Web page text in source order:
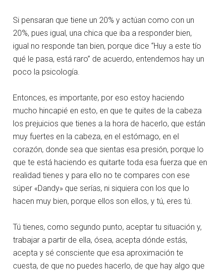
Si pensaran que tiene un 20% y actúan como con un
20%, pues igual, una chica que iba a responder bien,
igual no responde tan bien, porque dice “Huy a este tío
qué le pasa, está raro” de acuerdo, entendemos hay un
poco la psicología.
Entonces, es importante, por eso estoy haciendo
mucho hincapié en esto, en que te quites de la cabeza
los prejuicios que tienes a la hora de hacerlo, que están
muy fuertes en la cabeza, en el estómago, en el
corazón, donde sea que sientas esa presión, porque lo
que te está haciendo es quitarte toda esa fuerza que en
realidad tienes y para ello no te compares con ese
súper «Dandy» que serías, ni siquiera con los que lo
hacen muy bien, porque ellos son ellos, y tú, eres tú.
Tú tienes, como segundo punto, aceptar tu situación y,
trabajar a partir de ella, ósea, acepta dónde estás,
acepta y sé consciente que esa aproximación te
cuesta, de que no puedes hacerlo, de que hay algo que